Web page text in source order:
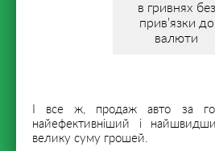
в гривнях без
прив'язки до
валюти
І все ж, продаж авто за
найефективніший і
велику суму грошей.